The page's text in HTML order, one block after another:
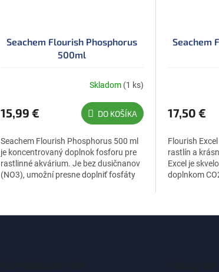
Seachem Flourish Phosphorus
500ml
Skladom (1 ks)
15,99 € DO KOŠÍKA
Seachem Flourish Phosphorus 500 ml
je koncentrovaný doplnok fosforu pre
rastlinné akvárium. Je bez dusičnanov
(NO3), umožní presne doplniť fosfáty
Seachem
produktu
je
z
5
hviezdičiek.
17,50 €
Flourish
rastlín a
Excel je
doplnkom